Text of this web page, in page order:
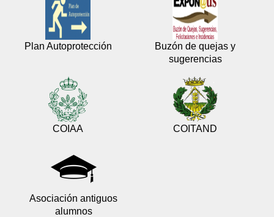
Plan Autoprotección
Buzón de quejas y
sugerencias
COIAA COITAND
Asociación antiguos
alumnos